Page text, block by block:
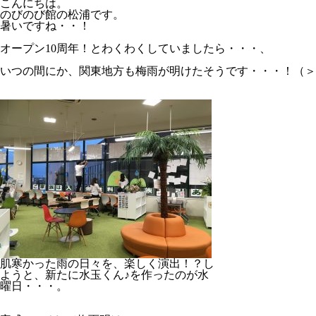
こんにちは。
のびのび館の松浦です。
暑いですね・・！
オープン10周年！とわくわくしていましたら・・・、
いつの間にか、関東地方も梅雨が明けたそうです・・・！（
肌寒かった雨の日々を、楽しく演出！？し
ようと、新たに水玉くん♪を作ったのが水
曜日・・・。